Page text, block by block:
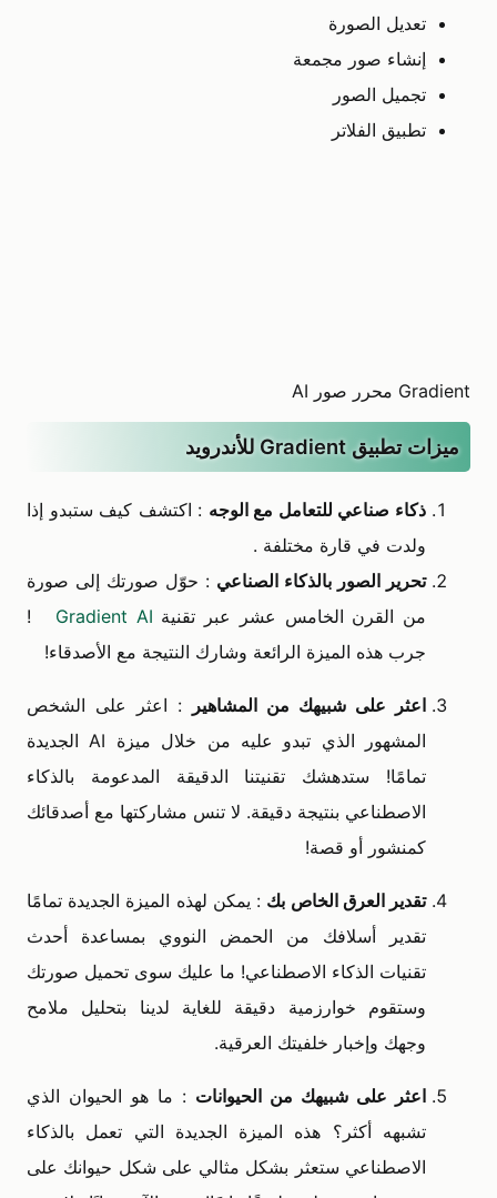
تعديل الصورة
إنشاء صور مجمعة
تجميل الصور
تطبيق الفلاتر
Gradient محرر صور AI‏
ميزات تطبيق Gradient للأندرويد
ذكاء صناعي للتعامل مع الوجه : اكتشف كيف ستبدو إذا
ولدت في قارة مختلفة .
تحرير الصور بالذكاء الصناعي : حوّل صورتك إلى صورة
من القرن الخامس عشر عبر تقنية Gradient AI
!
جرب هذه الميزة الرائعة وشارك النتيجة مع الأصدقاء!
اعثر على شبيهك من المشاهير
: اعثر على الشخص
المشهور الذي تبدو عليه من خلال ميزة AI الجديدة
تمامًا! ستدهشك تقنيتنا الدقيقة المدعومة بالذكاء
الاصطناعي بنتيجة دقيقة. لا تنس مشاركتها مع أصدقائك
كمنشور أو قصة!
تقدير العرق الخاص بك : يمكن لهذه الميزة الجديدة تمامًا
تقدير أسلافك من الحمض النووي بمساعدة أحدث
تقنيات الذكاء الاصطناعي! ما عليك سوى تحميل صورتك
وستقوم خوارزمية دقيقة للغاية لدينا بتحليل ملامح
وجهك وإخبار خلفيتك العرقية.
اعثر على شبيهك من الحيوانات : ما هو الحيوان الذي
تشبهه أكثر؟ هذه الميزة الجديدة التي تعمل بالذكاء
الاصطناعي ستعثر بشكل مثالي على شكل حيوانك على